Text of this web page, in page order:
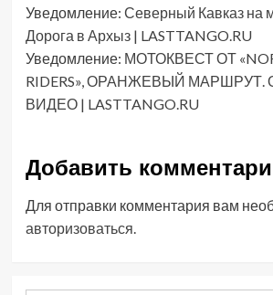
Уведомление: Северный Кавказ на
Дорога в Архыз | LASTTANGO.RU
Уведомление: МОТОКВЕСТ ОТ
RIDERS», ОРАНЖЕВЫЙ МАРШРУТ.
ВИДЕО | LASTTANGO.RU
Добавить
Для отправки комментария вам
авторизоваться.